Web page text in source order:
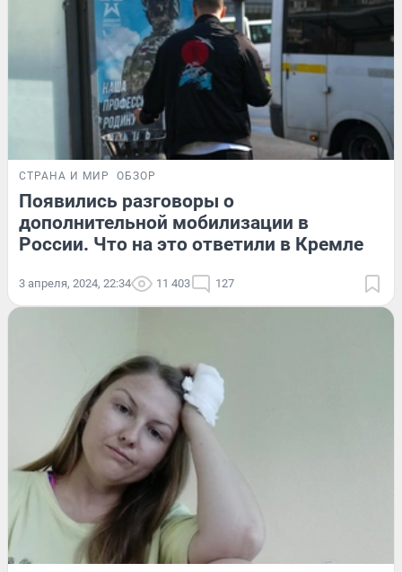
СТРАНА И МИР ОБЗОР
Появились разговоры о
дополнительной мобилизации в
России. Что на это ответили в Кремле
3 апреля, 2024, 22:34 11 403 127